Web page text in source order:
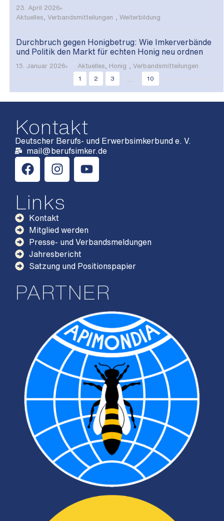
23. April 2026
Aktuelles
Verbandsmitteilungen Weiterbildung
Durchbruch gegen Honigbetrug: Wie Imkerverbände
und Politik den Markt für echten Honig neu ordnen
15. Januar 2026 Aktuelles Honig
Verbandsmitteilungen
1
2 3 10
Kontakt
Deutscher Berufs- und Erwerbsimkerbund e. V.
mail@berufsimker.de
Links
Kontakt
Mitglied werden
Presse- und Verbandsmeldungen
Jahresbericht
Satzung und Positionspapier
PARTNER